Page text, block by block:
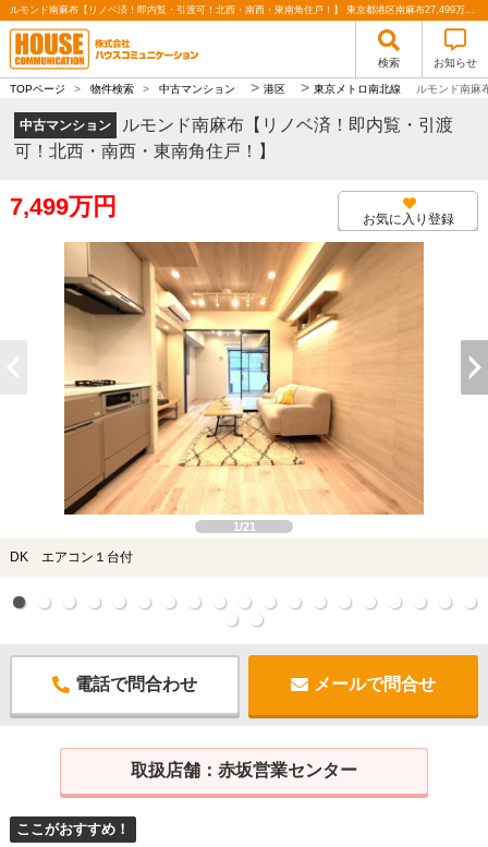
ルモンド南麻布【リノベ済！即内覧・引渡可！北西・南西・東南角住戸！】 東京都港区南麻布27,499万円の中古マンション「麻布十番」駅徒歩7分！2026年6月上旬リノベーション済！北西・南西角住戸！｜株式会社ハウスコミュニケーション
検索 お知らせ
TOPページ > 物件検索 > 中古マンション > 港区 > 東京メトロ南北線 ルモンド南麻
中古マンション
ルモンド南麻布【リノベ済！即内覧・引渡
可！北西・南西・東南角住戸！】
7,499万円 お気に入り登録
1/21
DK エアコン１台付
電話で問合わせ メールで問合せ
取扱店舗： 赤坂営業センター
ここがおすすめ！